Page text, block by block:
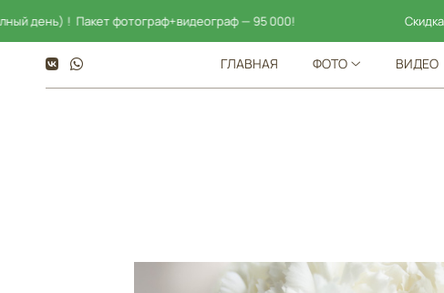
ГЛАВНАЯ ФОТО ВИДЕО
фотограф+видеограф — 95 000! Скидка на пакет